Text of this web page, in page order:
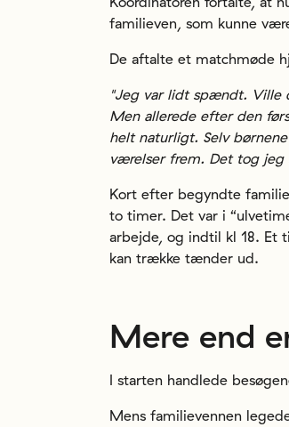
familieven, som kunne
De aftalte et matchmøde
"Jeg var lidt spændt. Ville
Men allerede efter den
helt naturligt. Selv
værelser frem. Det tog
Kort efter begyndte
to timer. Det var i
arbejde, og indtil kl 18. Et
kan trække tænder ud.
Mere end
I starten handlede
Mens familievennen